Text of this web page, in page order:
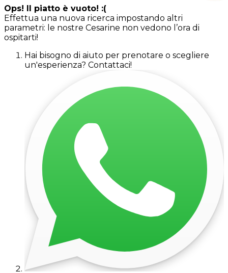
Ops! Il piatto è vuoto! :(
Effettua una nuova ricerca impostando altri
parametri: le nostre Cesarine non vedono l’ora di
ospitarti!
Hai bisogno di aiuto per prenotare o scegliere
un'esperienza? Contattaci!